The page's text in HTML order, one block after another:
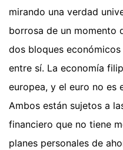
mirando una verdad
borrosa de un momento
dos bloques
entre sí. La economía
europea, y el euro no es
Ambos están sujetos a
financiero que no tiene
planes personales de